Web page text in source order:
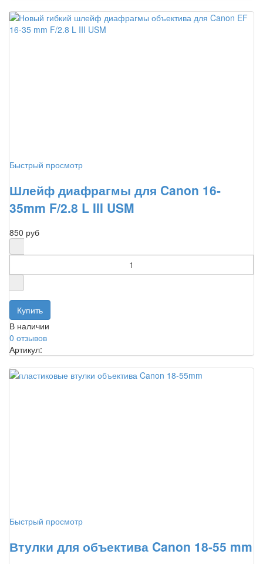
Быстрый просмотр
Шлейф диафрагмы для Canon 16-
35mm F/2.8 L III USM
850 руб
В наличии
0 отзывов
Артикул:
Быстрый просмотр
Втулки для объектива Canon 18-55 mm